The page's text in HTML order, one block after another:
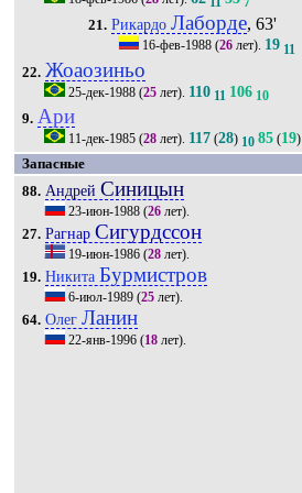
21. РикардоЛаборде, 63'
16-фев-1988(26лет). 19 11
22. Жоаозиньо
25-дек-1988 (25 лет). 110 11 106 10
9. Ари
11-дек-1985 (28 лет). 117 (28) 10 85 (19)
Запасные
88. АндрейСиницын
23-июн-1988 (26 лет).
27. РагнарСигурдссон
19-июн-1986 (28 лет).
19. Никита Бурмистров
6-июл-1989 (25 лет).
64. ОлегЛанин
22-янв-1996 (18 лет).